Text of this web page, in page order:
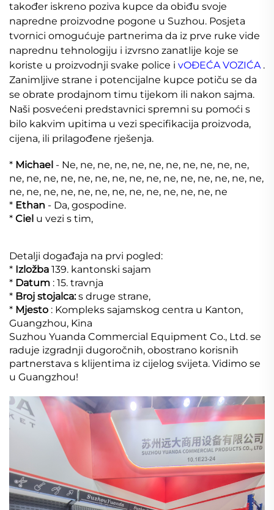
također iskreno poziva kupce da obiđu svoje
napredne proizvodne pogone u Suzhou. Posjeta
tvornici omogućuje partnerima da iz prve ruke vide
naprednu tehnologiju i izvrsno zanatlije koje se
koriste u proizvodnji svake police i vOĐEĆA VOZIĆA .
Zanimljive strane i potencijalne kupce potiču se da
se obrate prodajnom timu tijekom ili nakon sajma.
Naši posvećeni predstavnici spremni su pomoći s
bilo kakvim upitima u vezi specifikacija proizvoda,
cijena, ili prilagođene rješenja.
* Michael - Ne, ne, ne, ne, ne, ne, ne, ne, ne, ne, ne,
ne, ne, ne, ne, ne, ne, ne, ne, ne, ne, ne, ne, ne, ne, ne,
ne, ne, ne, ne, ne, ne, ne, ne, ne, ne, ne, ne, ne
* Ethan - Da, gospodine.
* Ciel u vezi s tim,
Detalji događaja na prvi pogled:
* Izložba 139. kantonski sajam
* Datum : 15. travnja
* Broj stojalca:s druge strane,
* Mjesto : Kompleks sajamskog centra u Kanton,
Guangzhou, Kina
Suzhou Yuanda Commercial Equipment Co., Ltd. se
raduje izgradnji dugoročnih, obostrano korisnih
partnerstava s klijentima iz cijelog svijeta. Vidimo se
u Guangzhou!